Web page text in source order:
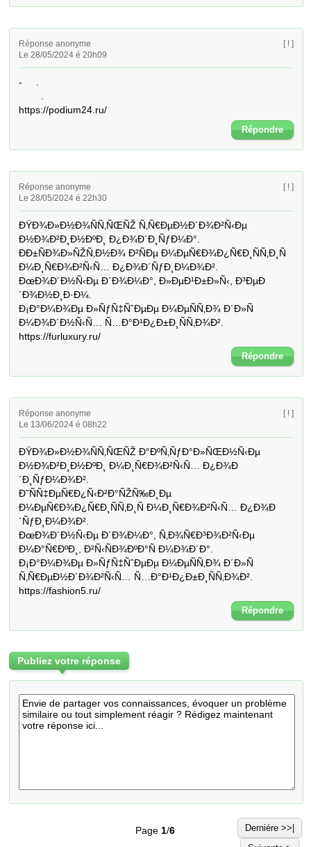
Réponse anonyme
Le 28/05/2024 é 20h09
[ ! ]
-     .
https://podium24.ru/
Répondre
Réponse anonyme
Le 28/05/2024 é 22h30
[ ! ]
ÐŸÐ¾Ð»Ð½Ð¾ÑÑ‚ÑŒÑŽ Ñ‚Ñ€ÐµÐ½Ð´Ð¾Ð²Ñ‹Ðµ
Ð½Ð¾Ð²Ð¸Ð½ÐºÐ¸ Ð¿Ð¾Ð´Ð¸ÑƒÐ¼Ð°.
ÐÐ±ÑÐ¾Ð»ÑŽÑ‚Ð½Ð¾ Ð²ÑÐµ Ð¼ÐµÑ€Ð¾Ð¿Ñ€Ð¸ÑÑ‚Ð¸Ñ
Ð¼Ð¸Ñ€Ð¾Ð²Ñ‹Ñ… Ð¿Ð¾Ð´ÑƒÐ¸Ð¼Ð¾Ð².
ÐœÐ¾Ð´Ð½Ñ‹Ðµ Ð´Ð¾Ð¼Ð°, Ð»ÐµÐ¹Ð±Ð»Ñ‹, Ð³ÐµÐ
´Ð¾Ð½Ð¸Ð·Ð¼.
Ð¡Ð°Ð¼Ð¾Ðµ Ð»ÑƒÑ‡ÑˆÐµÐµ Ð¼ÐµÑÑ‚Ð¾ Ð´Ð»Ñ
Ð¼Ð¾Ð´Ð½Ñ‹Ñ… Ñ…Ð°Ð¹Ð¿Ð±Ð¸ÑÑ‚Ð¾Ð².
https://furluxury.ru/
Répondre
Réponse anonyme
Le 13/06/2024 é 08h22
[ ! ]
ÐŸÐ¾Ð»Ð½Ð¾ÑÑ‚ÑŒÑŽ Ð°ÐºÑ‚ÑƒÐ°Ð»ÑŒÐ½Ñ‹Ðµ
Ð½Ð¾Ð²Ð¸Ð½ÐºÐ¸ Ð¼Ð¸Ñ€Ð¾Ð²Ñ‹Ñ… Ð¿Ð¾Ð
´Ð¸ÑƒÐ¼Ð¾Ð².
Ð˜ÑÑ‡ÐµÑ€Ð¿Ñ‹Ð²Ð°ÑŽÑ‰Ð¸Ðµ
Ð¼ÐµÑ€Ð¾Ð¿Ñ€Ð¸ÑÑ‚Ð¸Ñ Ð¼Ð¸Ñ€Ð¾Ð²Ñ‹Ñ… Ð¿Ð¾Ð
´ÑƒÐ¸Ð¼Ð¾Ð².
ÐœÐ¾Ð´Ð½Ñ‹Ðµ Ð´Ð¾Ð¼Ð°, Ñ‚Ð¾Ñ€Ð³Ð¾Ð²Ñ‹Ðµ
Ð¼Ð°Ñ€ÐºÐ¸, Ð²Ñ‹ÑÐ¾ÐºÐ°Ñ Ð¼Ð¾Ð´Ð°.
Ð¡Ð°Ð¼Ð¾Ðµ Ð»ÑƒÑ‡ÑˆÐµÐµ Ð¼ÐµÑÑ‚Ð¾ Ð´Ð»Ñ
Ñ‚Ñ€ÐµÐ½Ð´Ð¾Ð²Ñ‹Ñ… Ñ…Ð°Ð¹Ð¿Ð±Ð¸ÑÑ‚Ð¾Ð².
https://fashion5.ru/
Répondre
Publiez votre réponse
Page 1/6
Derniére >>|